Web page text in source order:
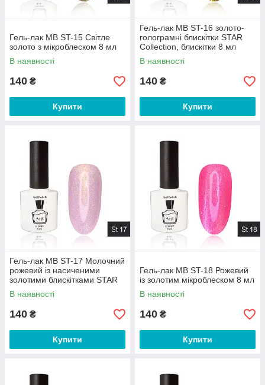
Гель-лак MB ST-15 Світле
золото з мікроблеском 8 мл
В наявності
140 ₴
Купити
Гель-лак MB ST-16 золото-
голограмні блискітки STAR
Collection, блискітки 8 мл
В наявності
140 ₴
Купити
Гель-лак MB ST-17 Молочний
рожевий із насиченими
золотими блискітками STAR
Collection, блискітки 8 мл
В наявності
140 ₴
Купити
Гель-лак MB ST-18 Рожевий
із золотим мікроблеском 8 мл
В наявності
140 ₴
Купити